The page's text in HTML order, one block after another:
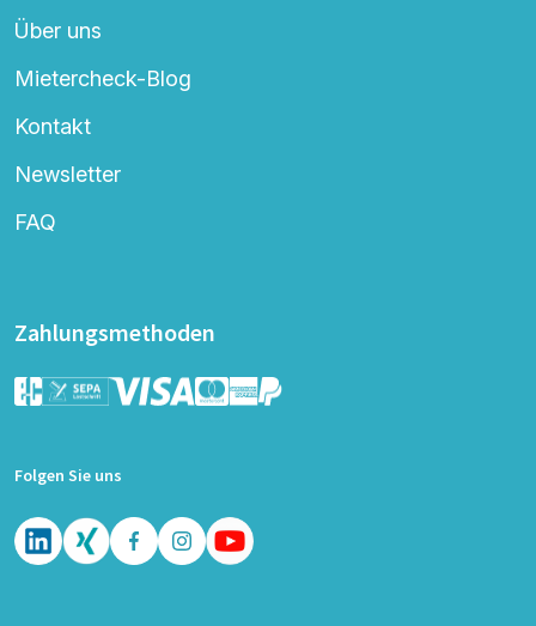
Über uns
Mietercheck-Blog
Kontakt
Newsletter
FAQ
Zahlungsmethoden
Folgen Sie uns